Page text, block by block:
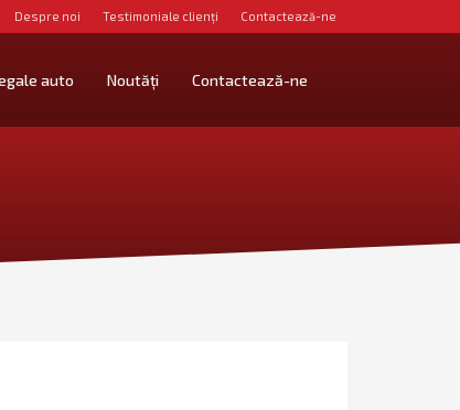
Despre noi Testimoniale clienți Contactează-ne
auto Noutăți Contactează-ne